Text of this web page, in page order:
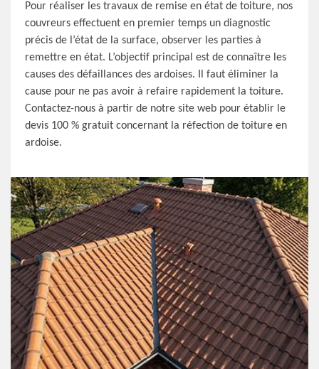
Pour réaliser les travaux de remise en état de toiture, nos
couvreurs effectuent en premier temps un diagnostic
précis de l’état de la surface, observer les parties à
remettre en état. L’objectif principal est de connaître les
causes des défaillances des ardoises. Il faut éliminer la
cause pour ne pas avoir à refaire rapidement la toiture.
Contactez-nous à partir de notre site web pour établir le
devis 100 % gratuit concernant la réfection de toiture en
ardoise.